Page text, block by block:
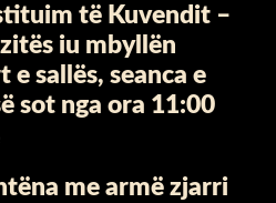
të Kuvendit –
iu mbyllën
e sallës, seanca e
sot nga ora 11:00
me armë zjarri